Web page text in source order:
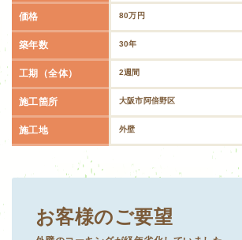
価格 80万円
築年数 30年
工期（全体） 2週間
施工箇所 大阪市阿倍野区
施工地 外壁
お客様のご要望